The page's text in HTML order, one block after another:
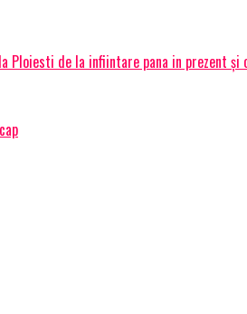
Ploiesti de la infiintare pana in prezent